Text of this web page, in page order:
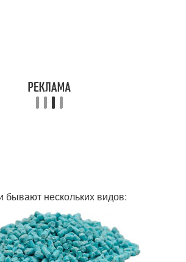
бывают нескольких видов: